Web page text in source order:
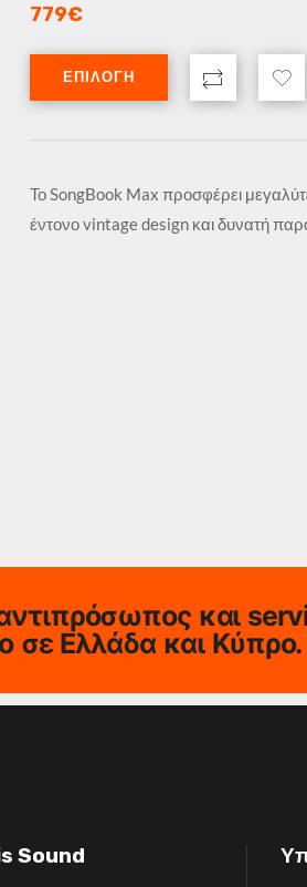
779€
ΕΠΙΛΟΓΉ
Το SongBook Max προσφέρει
έντονο vintage design και δυνατή
και
σε Ελλάδα και Κύπρο.
Sound